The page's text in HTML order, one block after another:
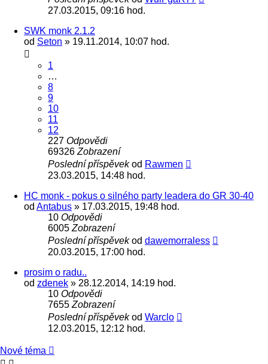
27.03.2015, 09:16 hod.
SWK monk 2.1.2
od Seton » 19.11.2014, 10:07 hod.
1
…
8
9
10
11
12
227 Odpovědi
69326 Zobrazení
Poslední příspěvekod Rawmen
23.03.2015, 14:48 hod.
HC monk - pokus o silného party leadera do GR 30-40
od Antabus » 17.03.2015, 19:48 hod.
10 Odpovědi
6005 Zobrazení
Poslední příspěvekod dawemorraless
20.03.2015, 17:00 hod.
prosim o radu..
od zdenek » 28.12.2014, 14:19 hod.
10 Odpovědi
7655 Zobrazení
Poslední příspěvekod Warclo
12.03.2015, 12:12 hod.
Nové téma